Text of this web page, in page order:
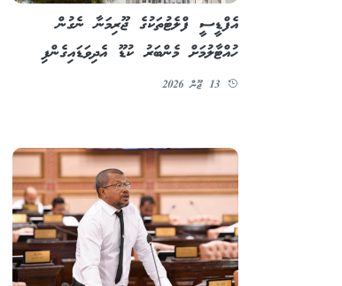
އެފްޑީސީ ފްލެޓުތަކުގެ ޖޫރިމަނާ ނެގުން
ހުއްޓާލުމަށް މެންބަރު ކުޑޫ އެދިވަޑައިގެންފި